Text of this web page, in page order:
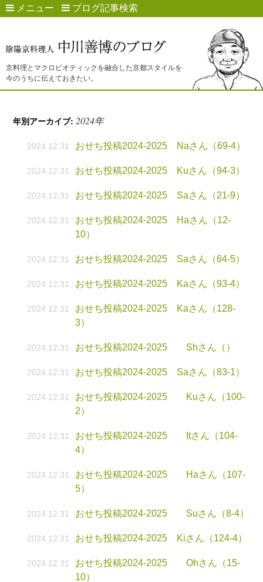
メニュー ブログ記事検索
京料理とマクロビオティックを融合した京都スタイルを
今のうちに伝えておきたい。
年別アーカイブ:2024年
2024.12.31 おせち投稿2024-2025 Naさん（69-4）
2024.12.31 おせち投稿2024-2025 Kuさん（94-3）
2024.12.31 おせち投稿2024-2025 Saさん（21-9）
2024.12.31
おせち投稿2024-2025 Haさん（12-
10）
2024.12.31 おせち投稿2024-2025 Saさん（64-5）
2024.12.31 おせち投稿2024-2025 Kaさん（93-4）
2024.12.31
おせち投稿2024-2025 Kaさん（128-
3）
2024.12.31 おせち投稿2024-2025 Shさん（）
2024.12.31 おせち投稿2024-2025 Saさん（83-1）
2024.12.31
おせち投稿2024-2025 Kuさん（100-
2）
2024.12.31
おせち投稿2024-2025 Itさん（104-
4）
2024.12.31
おせち投稿2024-2025 Haさん（107-
5）
2024.12.31 おせち投稿2024-2025 Suさん（8-4）
2024.12.31 おせち投稿2024-2025 Kiさん（124-4）
2024.12.31
おせち投稿2024-2025 Ohさん（15-
10）